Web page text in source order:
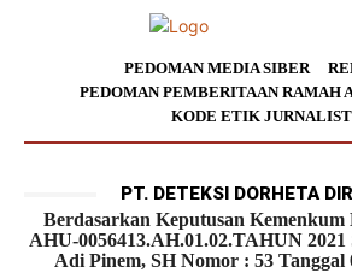
PEDOMAN MEDIA SIBER
PEDOMAN PEMBERITAAN RAMAH
KODE ETIK
PT. DETEKSI DORHETA
Berdasarkan Keputusan
AHU-0056413.AH.01.02.TAHUN 2021
Adi Pinem, SH Nomor : 53 Tanggal